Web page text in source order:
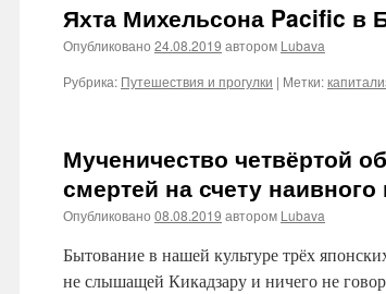
Яхта Михельсона Pacific в
Опубликовано 24.08.2019 автором Lubava
Рубрика: Путешествия и прогулки | Метки:
Мученичество четвёртой
смертей на счету
Опубликовано 08.08.2019 автором Lubava
Бытование в нашей культуре трёх
не слышащей Кикадзару и ничего не